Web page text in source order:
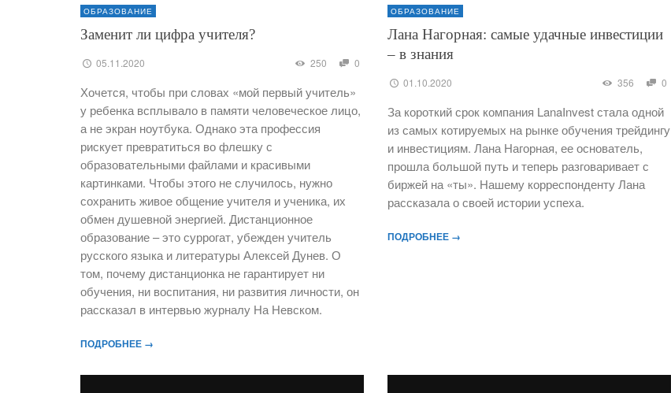
ОБРАЗОВАНИЕ
Заменит ли цифра учителя?
05.11.2020 250 0
Хочется, чтобы при словах «мой первый учитель»
у ребенка всплывало в памяти человеческое лицо,
а не экран ноутбука. Однако эта профессия
рискует превратиться во флешку с
образовательными файлами и красивыми
картинками. Чтобы этого не случилось, нужно
сохранить живое общение учителя и ученика, их
обмен душевной энергией. Дистанционное
образование – это суррогат, убежден учитель
русского языка и литературы Алексей Дунев. О
том, почему дистанционка не гарантирует ни
обучения, ни воспитания, ни развития личности, он
рассказал в интервью журналу На Невском.
ПОДРОБНЕЕ →
ОБРАЗОВАНИЕ
Лана Нагорная: самые удачные инвестиции
– в знания
01.10.2020 356 0
За короткий срок компания LanaInvest стала одной
из самых котируемых на рынке обучения трейдингу
и инвестициям. Лана Нагорная, ее основатель,
прошла большой путь и теперь разговаривает с
биржей на «ты». Нашему корреспонденту Лана
рассказала о своей истории успеха.
ПОДРОБНЕЕ →